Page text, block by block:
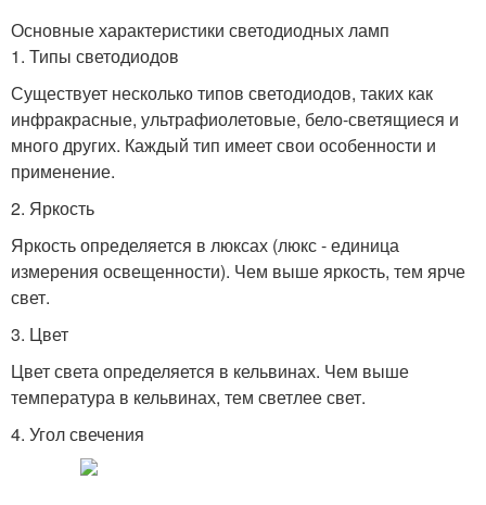
Основные характеристики светодиодных ламп
1. Типы светодиодов
Существует несколько типов светодиодов, таких как
инфракрасные, ультрафиолетовые, бело-светящиеся и
много других. Каждый тип имеет свои особенности и
применение.
2. Яркость
Яркость определяется в люксах (люкс - единица
измерения освещенности). Чем выше яркость, тем ярче
свет.
3. Цвет
Цвет света определяется в кельвинах. Чем выше
температура в кельвинах, тем светлее свет.
4. Угол свечения